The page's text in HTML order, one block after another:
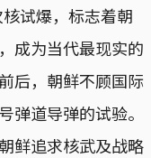
试爆，标志着朝
成为当代最现实的
后，朝鲜不顾国际
弹道导弹的试验。
鲜追求核武及战略